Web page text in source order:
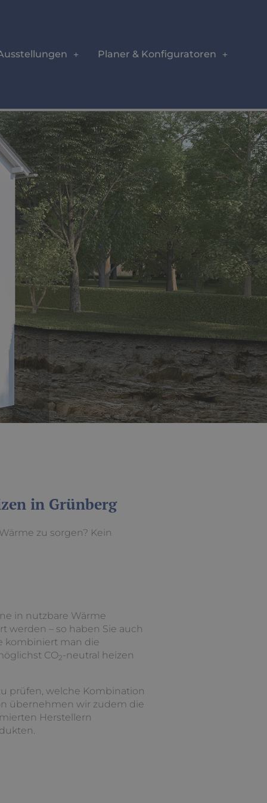
Planer & Konfiguratoren
in Grünberg
zu sorgen? Kein
in nutzbare Wärme
werden – so haben Sie auch
kombiniert man die
CO2-neutral heizen
prüfen, welche Kombination
übernehmen wir zudem die
Herstellern